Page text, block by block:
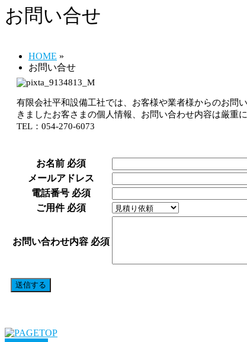
お問い合せ
HOME »
お問い合せ
有限会社平和設備工社では、お客様や業者様からのお問
きましたお客さまの個人情報、お問い合わせ内容は厳重
TEL：054-270-6073
お名前 必須
メールアドレス
電話番号 必須
ご用件 必須
お問い合わせ内容 必須